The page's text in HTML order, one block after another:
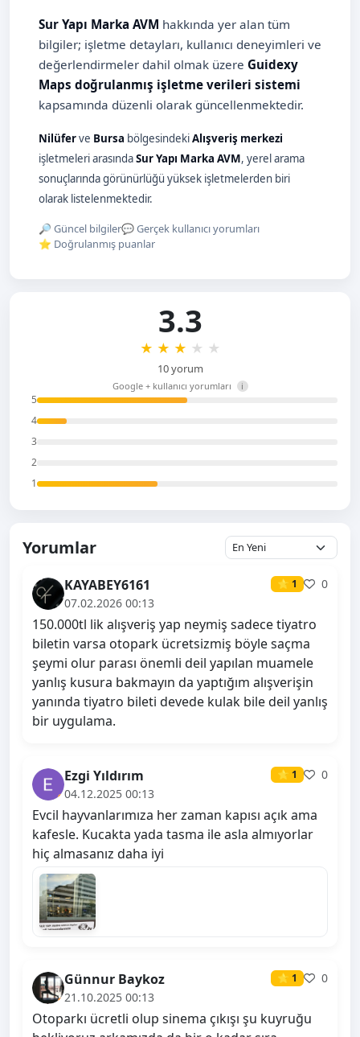
Sur Yapı Marka AVM hakkında yer alan tüm
bilgiler; işletme detayları, kullanıcı deneyimleri ve
değerlendirmeler dahil olmak üzere Guidexy
Maps doğrulanmış işletme verileri sistemi
kapsamında düzenli olarak güncellenmektedir.
Nilüferve Bursa bölgesindekiAlışveriş merkezi
işletmeleri arasındaSur Yapı Marka AVM, yerel arama
sonuçlarında görünürlüğü yüksek işletmelerden biri
olarak listelenmektedir.
🔎 Güncel bilgiler💬 Gerçek kullanıcı yorumları
⭐ Doğrulanmış puanlar
5
4
3
2
1
3.3
★ ★ ★ ★ ★
10 yorum
Google + kullanıcı yorumları i
Yorumlar
KAYABEY6161 ⭐ 1
0
07.02.2026 00:13
150.000tl lik alışveriş yap neymiş sadece tiyatro
biletin varsa otopark ücretsizmiş böyle saçma
şeymi olur parası önemli deil yapılan muamele
yanlış kusura bakmayın da yaptığım alışverişin
yanında tiyatro bileti devede kulak bile deil yanlış
bir uygulama.
Ezgi Yıldırım ⭐ 1
0
04.12.2025 00:13
Evcil hayvanlarımıza her zaman kapısı açık ama
kafesle. Kucakta yada tasma ile asla almıyorlar
hiç almasanız daha iyi
Günnur Baykoz ⭐ 1
0
21.10.2025 00:13
Otoparkı ücretli olup sinema çıkışı şu kuyruğu